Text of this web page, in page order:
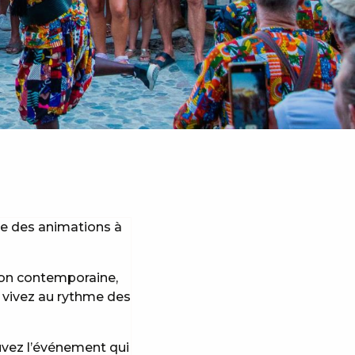
des animations à
contemporaine,
au rythme des
l’événement qui